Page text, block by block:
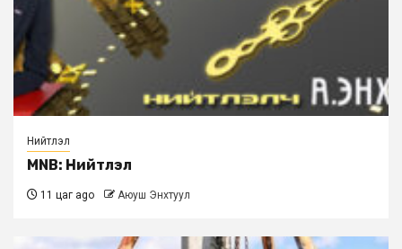
Нийтлэл
MNB: Нийтлэл
11 цаг ago Аюуш Энхтуул